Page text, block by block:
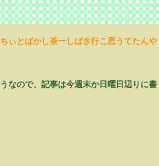
ぃとばかし茶ーしばき行こ思うてたんや
なので、記事は今週末か日曜日辺りに書